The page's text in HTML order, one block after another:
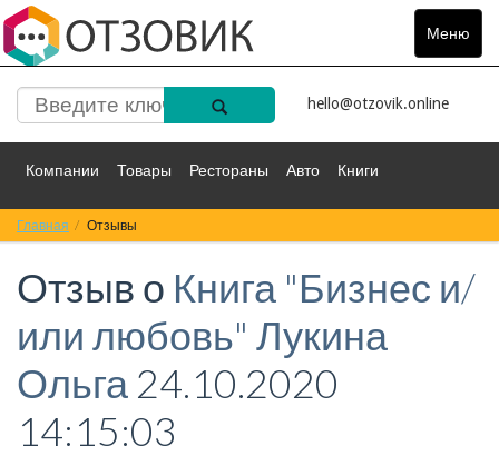
Меню
Toggle
hello@otzovik.online
Компании Товары Рестораны Авто Книги
Спорт Фильмы
Красота Здоровье Остальное
Главная Отзывы
Отзыв о Книга "Бизнес и/
или любовь" Лукина
Ольга 24.10.2020
14:15:03